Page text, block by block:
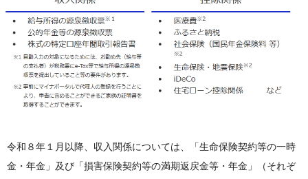
令和８年１月以降、収入関係については、「生命保険契約等の一時
金・年金」及び「損害保険契約等の満期返戻金等・年金」（それぞ